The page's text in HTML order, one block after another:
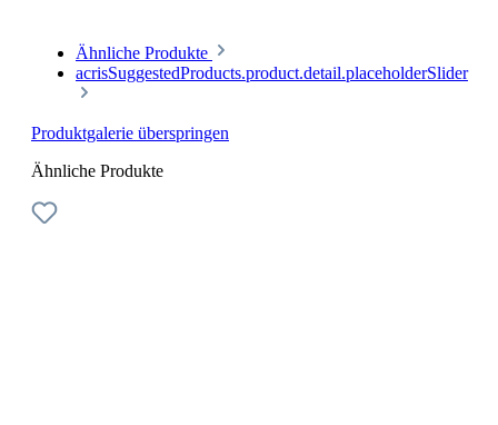
Ähnliche Produkte
acrisSuggestedProducts.product.detail.placeholderSlider
Produktgalerie überspringen
Ähnliche Produkte